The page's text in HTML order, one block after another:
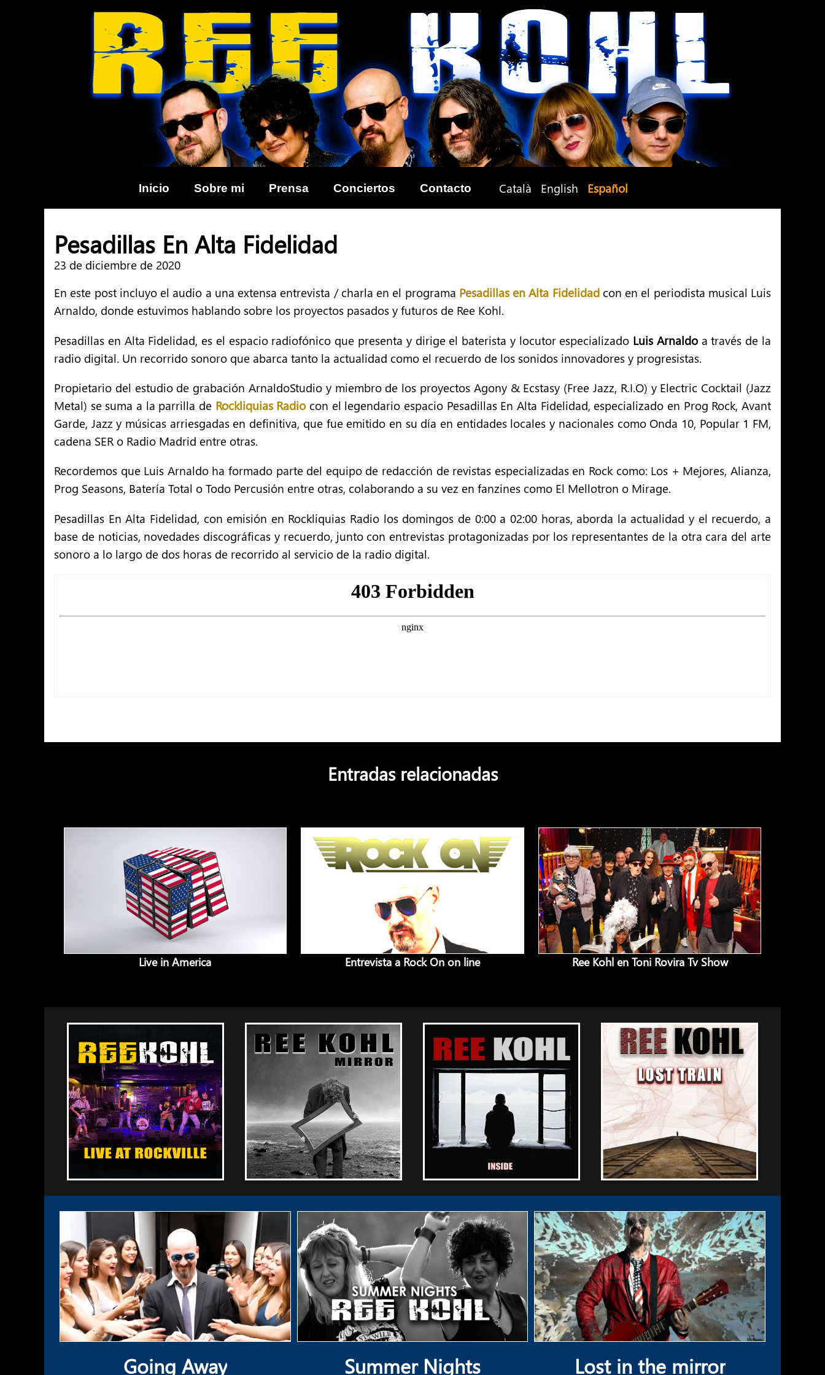
Inicio Sobre mi Prensa Conciertos Contacto Català English Español
Pesadillas En Alta Fidelidad
23 de diciembre de 2020
En este post incluyo el audio a una extensa entrevista / charla en el programa Pesadillas en Alta Fidelidadcon en el periodista musical Luis
Arnaldo, donde estuvimos hablando sobre los proyectos pasados y futuros de Ree Kohl.
Pesadillas en Alta Fidelidad, es el espacio radiofónico que presenta y dirige el baterista y locutor especializado Luis Arnaldoa través de la
radio digital. Un recorrido sonoro que abarca tanto la actualidad como el recuerdo de los sonidos innovadores y progresistas.
Propietario del estudio de grabación ArnaldoStudio y miembro de los proyectos Agony & Ecstasy (Free Jazz, R.I.O) y Electric Cocktail (Jazz
Metal) se suma a la parrilla de Rockliquias Radio con el legendario espacio Pesadillas En Alta Fidelidad, especializado en Prog Rock, Avant
Garde, Jazz y músicas arriesgadas en definitiva, que fue emitido en su día en entidades locales y nacionales como Onda 10, Popular 1 FM,
cadena SER o Radio Madrid entre otras.
Recordemos que Luis Arnaldo ha formado parte del equipo de redacción de revistas especializadas en Rock como: Los + Mejores, Alianza,
Prog Seasons, Batería Total o Todo Percusión entre otras, colaborando a su vez en fanzines como El Mellotron o Mirage.
Pesadillas En Alta Fidelidad, con emisión en Rockliquias Radio los domingos de 0:00 a 02:00 horas, aborda la actualidad y el recuerdo, a
base de noticias, novedades discográficas y recuerdo, junto con entrevistas protagonizadas por los representantes de la otra cara del arte
sonoro a lo largo de dos horas de recorrido al servicio de la radio digital.
Entradas relacionadas
Live in America Entrevista a Rock On on line Ree Kohl en Toni Rovira Tv Show
Going Away Summer Nights Lost in the mirror